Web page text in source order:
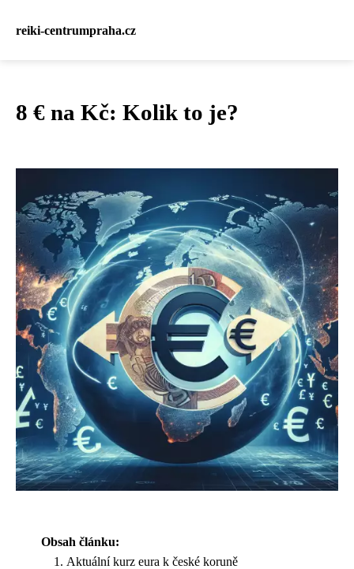
reiki-centrumpraha.cz
8 € na Kč: Kolik to je?
Obsah článku:
Aktuální kurz eura k české koruně